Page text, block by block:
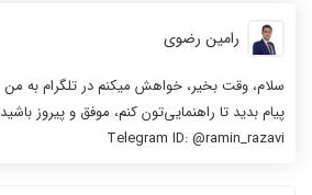
رامین رضوی
سلام، وقت بخیر، خواهش میکنم در تلگرام به من
پیام بدید تا راهنمایی‌تون کنم، موفق و پیروز باشید
Telegram ID: @ramin_razavi